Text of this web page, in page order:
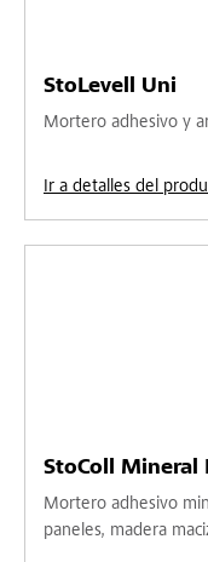
StoLevell Uni
Mortero adhesivo y
Ir a detalles del
StoColl Mineral
Mortero adhesivo
paneles, madera